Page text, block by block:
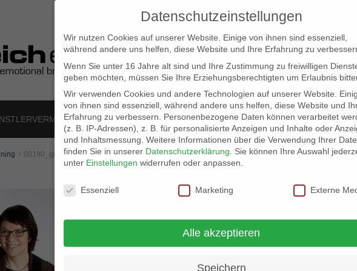
LOCATION SCOUT ELB-LOCATION: PANORAMA
 00190_gr_03
Datenschutzeinstellungen
Wir nutzen Cookies auf unserer Website. Einige von ihnen sind essenziell,
während andere uns helfen, diese Website und Ihre Erfahrung zu
Wenn Sie unter 16 Jahre alt sind und Ihre Zustimmung zu freiwilligen
geben möchten, müssen Sie Ihre Erziehungsberechtigten um Erlaubnis
Wir verwenden Cookies und andere Technologien auf unserer Website.
von ihnen sind essenziell, während andere uns helfen, diese Website und
Erfahrung zu verbessern.
Personenbezogene Daten können verarbeitet
(z. B. IP-Adressen), z. B. für personalisierte Anzeigen und Inhalte oder
und Inhaltsmessung. Weitere Informationen über die Verwendung Ihrer
finden Sie in unserer Datenschutzerklärung
Sie können Ihre Auswahl
unter Einstellungen widerrufen oder anpassen.
Datenschutzeinstellungen
Essenziell Marketing Externe
Alle akzeptieren
Speichern